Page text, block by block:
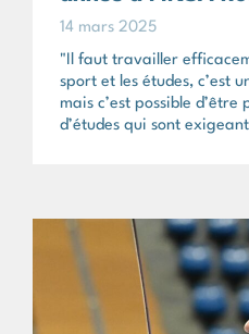
14 mars 2025
"Il faut travailler
sport et les études, c’est
mais c’est possible
d’études qui sont